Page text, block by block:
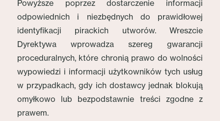
Powyższe poprzez dostarczenie informacji
odpowiednich i niezbędnych do prawidłowej
identyfikacji pirackich utworów. Wreszcie
Dyrektywa wprowadza szereg gwarancji
proceduralnych, które chronią prawo do wolności
wypowiedzi i informacji użytkowników tych usług
w przypadkach, gdy ich dostawcy jednak blokują
omyłkowo lub bezpodstawnie treści zgodne z
prawem.